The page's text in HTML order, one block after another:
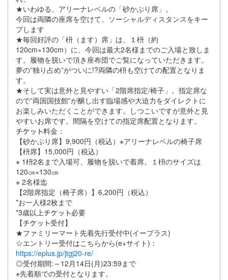
★いわゆる、アリーナレベルの「砂かぶり席」。
今回は両隣の座席を空けて、ソーシャルディスタンスをキー
プします
★毎回好評の「枡（ます）席」は、１枡（約
120cm×130cm）に、今回は最大2名様までのご入場と致しま
す。履物を脱いで頂き座布団でご覧になっていただきます。
夢の”独り占め”がついに!?両隣の枡も空けての配置となりま
す。
★そして実は意外と見やすい「2階席指定/椅子」。指定席な
ので”両国国技館”が醸し出す臨場感や大迫力をダイレクトに
お楽しみいただくことができます。しつこいですが意外と見
やすいお席です。間隔を空けての指定席配置となります。
料金：
【砂かぶり席】9,900円（税込）※アリーナレベルの椅子席
【枡席】15,000円（税込）
※ 1枡2名まで入場可、履物を脱いで着席。１枡のサイズは
120㎝×130㎝
※ 2名様迄
【2階席指定（椅子席）】6,200円（税込）
*お一人様2枚まで
*3歳以上
必要
【
受付】
★ファミリーマート先着先行受付中(イープラス)
☆エントリー受付はこちらから(e+サイト)：
https://eplus.jp/jtgj20-re/
◎受付期間:～12月14日(月)23:59まで
※先着順での受付となります。